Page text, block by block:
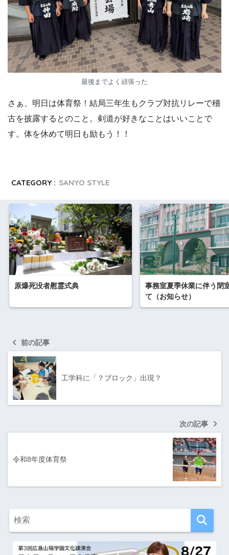
最後までよく頑張った
さぁ、明日は体育祭！結局三年生もクラブ対抗リレーで稽
古を披露するとのこと。剣道が好きなことはいいことで
す。体を休めて明日も励もう！！
CATEGORY : SANYO STYLE
原爆死没者慰霊式典
事務室夏季休業に伴う閉
て（お知らせ）
前の記事
工学科に「？ブロック」出現？
次の記事
令和8年度体育祭